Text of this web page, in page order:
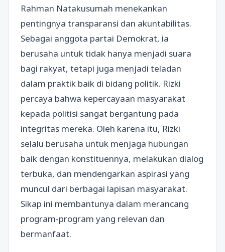
Rahman Natakusumah menekankan
pentingnya transparansi dan akuntabilitas.
Sebagai anggota partai Demokrat, ia
berusaha untuk tidak hanya menjadi suara
bagi rakyat, tetapi juga menjadi teladan
dalam praktik baik di bidang politik. Rizki
percaya bahwa kepercayaan masyarakat
kepada politisi sangat bergantung pada
integritas mereka. Oleh karena itu, Rizki
selalu berusaha untuk menjaga hubungan
baik dengan konstituennya, melakukan dialog
terbuka, dan mendengarkan aspirasi yang
muncul dari berbagai lapisan masyarakat.
Sikap ini membantunya dalam merancang
program-program yang relevan dan
bermanfaat.